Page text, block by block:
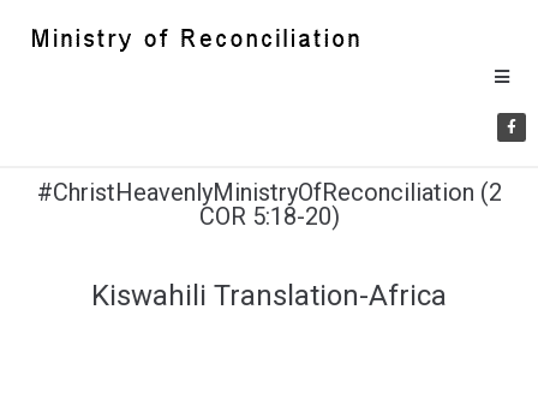
#ChristHeavenlyMinistryOfReconciliation (2
COR 5:18-20)
Kiswahili Translation-Africa